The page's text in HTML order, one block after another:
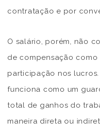
contratação e por
O salário, porém, não
de compensação como
participação nos
funciona como um
total de ganhos do
maneira direta ou